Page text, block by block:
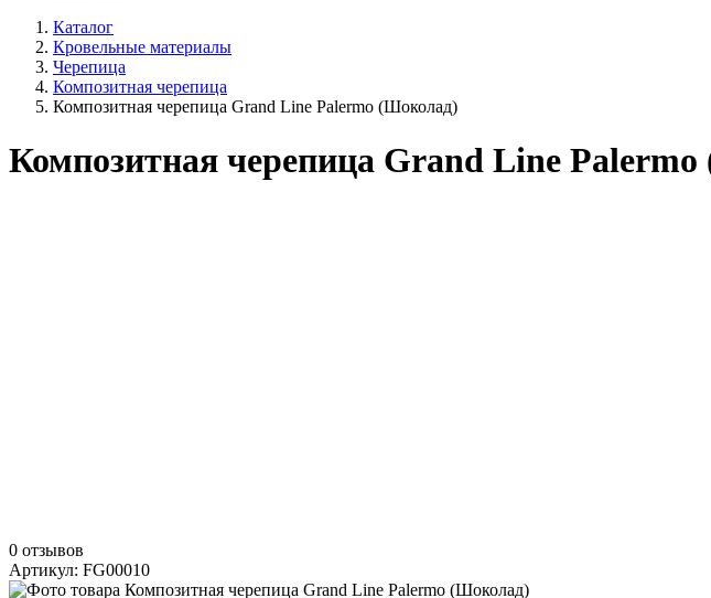
Каталог
Кровельные материалы
Черепица
Композитная черепица
Композитная черепица Grand Line Palermo (Шоколад)
Композитная черепица Grand Line
0 отзывов
Артикул: FG00010